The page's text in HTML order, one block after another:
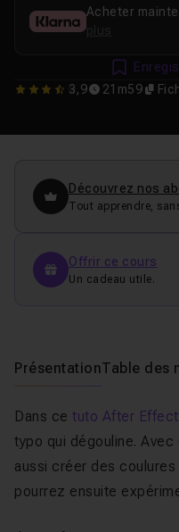
3.8571428571429
3,9 21m59
Acheter
plus
Découvrez nos
Tout apprendre,
Offrir ce cours
Un cadeau utile.
PrésentationTable des
Dans ce tuto After
typo qui dégouline.
aussi créer des
pourrez ensuite